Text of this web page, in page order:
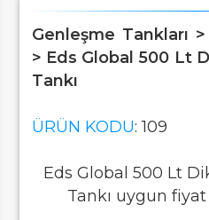
Genleşme Tankları
> Eds Global 500 Lt
Tankı
ÜRÜN KODU: 109
Eds Global 500 Lt
Tankı uygun